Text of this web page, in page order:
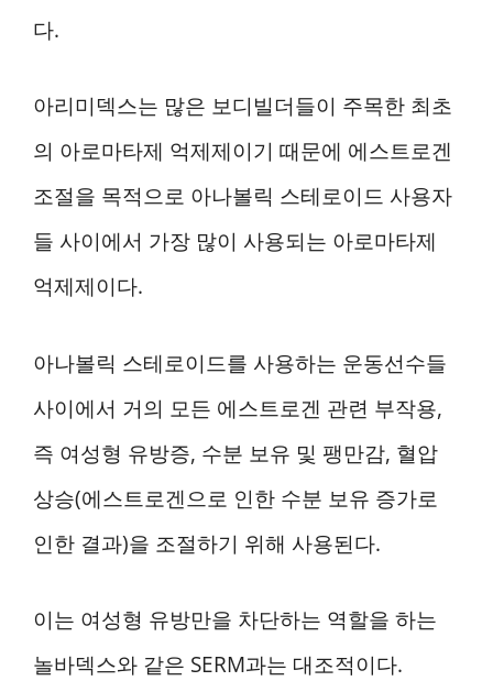
다.
아리미덱스는 많은 보디빌더들이 주목한 최초
의 아로마타제 억제제이기 때문에 에스트로겐
조절을 목적으로 아나볼릭 스테로이드 사용자
들 사이에서 가장 많이 사용되는 아로마타제
억제제이다.
아나볼릭 스테로이드를 사용하는 운동선수들
사이에서 거의 모든 에스트로겐 관련 부작용,
즉 여성형 유방증, 수분 보유 및 팽만감, 혈압
상승(에스트로겐으로 인한 수분 보유 증가로
인한 결과)을 조절하기 위해 사용된다.
이는 여성형 유방만을 차단하는 역할을 하는
놀바덱스와 같은 SERM과는 대조적이다.